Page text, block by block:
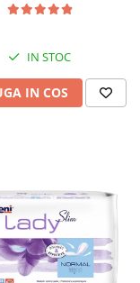
IN STOC
IN COS